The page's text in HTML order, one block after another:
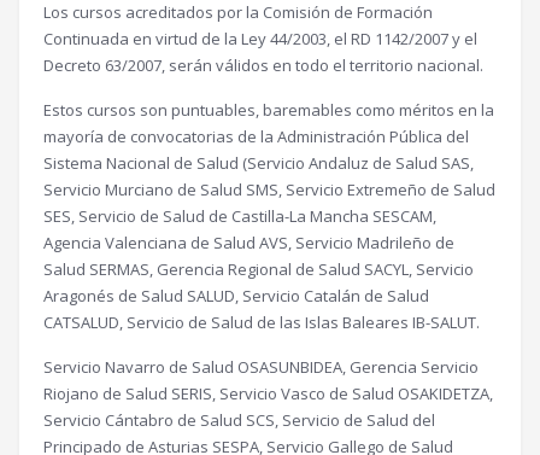
Los cursos acreditados por la Comisión de Formación
Continuada en virtud de la Ley 44/2003, el RD 1142/2007 y el
Decreto 63/2007, serán válidos en todo el territorio nacional.
Estos cursos son puntuables, baremables como méritos en la
mayoría de convocatorias de la Administración Pública del
Sistema Nacional de Salud (Servicio Andaluz de Salud SAS,
Servicio Murciano de Salud SMS, Servicio Extremeño de Salud
SES, Servicio de Salud de Castilla-La Mancha SESCAM,
Agencia Valenciana de Salud AVS, Servicio Madrileño de
Salud SERMAS, Gerencia Regional de Salud SACYL, Servicio
Aragonés de Salud SALUD, Servicio Catalán de Salud
CATSALUD, Servicio de Salud de las Islas Baleares IB-SALUT.
Servicio Navarro de Salud OSASUNBIDEA, Gerencia Servicio
Riojano de Salud SERIS, Servicio Vasco de Salud OSAKIDETZA,
Servicio Cántabro de Salud SCS, Servicio de Salud del
Principado de Asturias SESPA, Servicio Gallego de Salud